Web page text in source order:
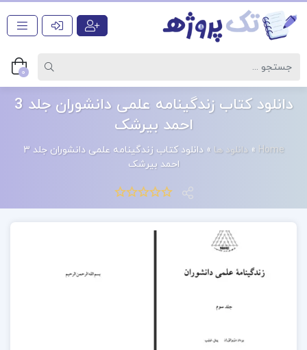
0
دانلود کتاب زندگینامه علمی دانشوران جلد 3
احمد بیرشک
Home
» دانلود ها »
دانلود کتاب زندگینامه علمی دانشوران جلد 3
احمد بیرشک